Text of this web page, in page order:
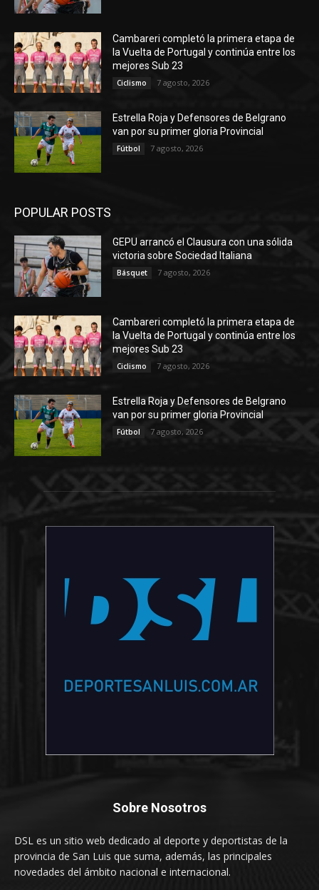
Cambareri completó la primera etapa de
la Vuelta de Portugal y continúa entre los
mejores Sub 23
Ciclismo 7 agosto, 2026
Estrella Roja y Defensores de Belgrano
van por su primer gloria Provincial
Fútbol 7 agosto, 2026
POPULAR POSTS
GEPU arrancó el Clausura con una sólida
victoria sobre Sociedad Italiana
Básquet 7 agosto, 2026
Cambareri completó la primera etapa de
la Vuelta de Portugal y continúa entre los
mejores Sub 23
Ciclismo 7 agosto, 2026
Estrella Roja y Defensores de Belgrano
van por su primer gloria Provincial
Fútbol 7 agosto, 2026
Sobre Nosotros
DSL es un sitio web dedicado al deporte y deportistas de la
provincia de San Luis que suma, además, las principales
novedades del ámbito nacional e internacional.